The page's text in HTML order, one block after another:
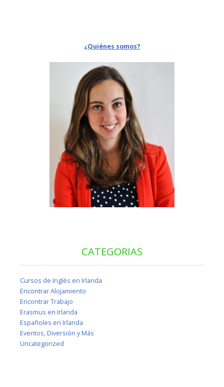
¿Quiénes somos?
CATEGORIAS
Cursos de Inglés en Irlanda
Encontrar Alojamiento
Encontrar Trabajo
Erasmus en Irlanda
Españoles en Irlanda
Eventos, Diversión y Más
Uncategorized